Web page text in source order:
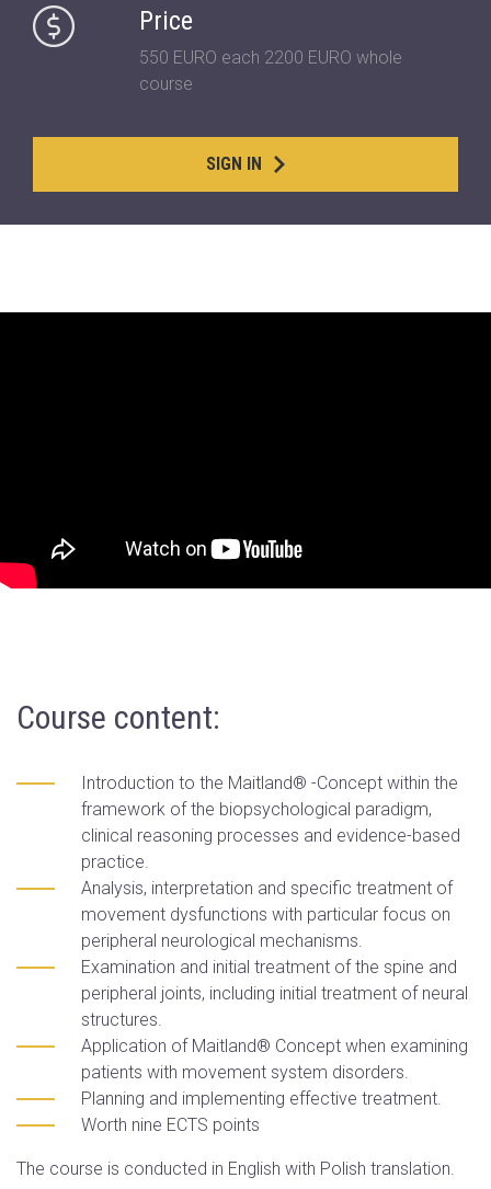
Price
550 EURO each 2200 EURO whole
course
SIGN IN
Course content:
Introduction to the Maitland® -Concept within the
framework of the biopsychological paradigm,
clinical reasoning processes and evidence-based
practice.
Analysis, interpretation and specific treatment of
movement dysfunctions with particular focus on
peripheral neurological mechanisms.
Examination and initial treatment of the spine and
peripheral joints, including initial treatment of neural
structures.
Application of Maitland® Concept when examining
patients with movement system disorders.
Planning and implementing effective treatment.
Worth nine ECTS points
The course is conducted in English with Polish translation.